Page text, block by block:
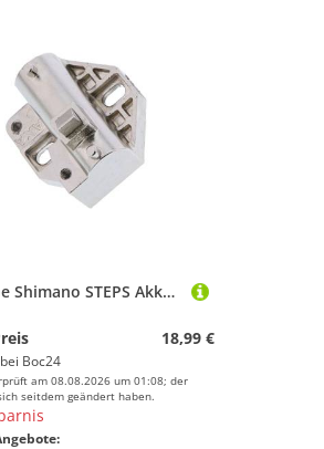
AXA Tube Shimano STEPS Akkuschloss
18,99 €
Boc24
am 08.08.2026 um 01:08; der
seitdem geändert haben.